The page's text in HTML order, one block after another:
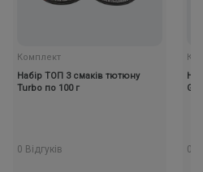
Комплект
Набір ТОП 3 смаків тютюну
Turbo по 100 г
0 Відгуків
Набір
0